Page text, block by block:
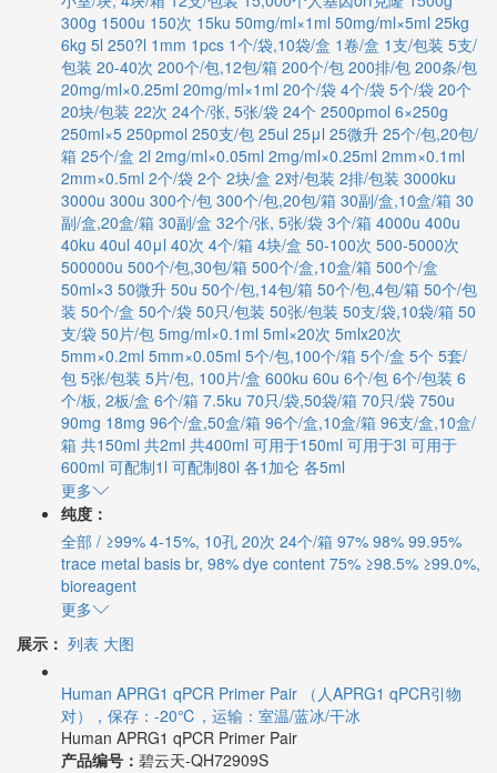
300g 1500u 150次 15ku 50mg/ml×1ml 50mg/ml×5ml 25kg
6kg 5l 250?l 1mm 1pcs 1个/袋,10袋/盒 1卷/盒 1支/包装 5支/
包装 20-40次 200个/包,12包/箱 200个/包 200排/包 200条/包
20mg/ml×0.25ml 20mg/ml×1ml 20个/袋 4个/袋 5个/袋 20个
20块/包装 22次 24个/张, 5张/袋 24个 2500pmol 6×250g
250ml×5 250pmol 250支/包 25ul 25μl 25微升 25个/包,20包/
箱 25个/盒 2l 2mg/ml×0.05ml 2mg/ml×0.25ml 2mm×0.1ml
2mm×0.5ml 2个/袋 2个 2块/盒 2对/包装 2排/包装 3000ku
3000u 300u 300个/包 300个/包,20包/箱 30副/盒,10盒/箱 30
副/盒,20盒/箱 30副/盒 32个/张, 5张/袋 3个/箱 4000u 400u
40ku 40ul 40μl 40次 4个/箱 4块/盒 50-100次 500-5000次
500000u 500个/包,30包/箱 500个/盒,10盒/箱 500个/盒
50ml×3 50微升 50u 50个/包,14包/箱 50个/包,4包/箱 50个/包
装 50个/盒 50个/袋 50只/包装 50张/包装 50支/袋,10袋/箱 50
支/袋 50片/包 5mg/ml×0.1ml 5ml×20次 5mlx20次
5mm×0.2ml 5mm×0.05ml 5个/包,100个/箱 5个/盒 5个 5套/
包 5张/包装 5片/包, 100片/盒 600ku 60u 6个/包 6个/包装 6
个/板, 2板/盒 6个/箱 7.5ku 70只/袋,50袋/箱 70只/袋 750u
90mg 18mg 96个/盒,50盒/箱 96个/盒,10盒/箱 96支/盒,10盒/
箱 共150ml 共2ml 共400ml 可用于150ml 可用于3l 可用于
600ml 可配制1l 可配制80l 各1加仑 各5ml
更多
纯度：
全部 / ≥99% 4-15%, 10孔 20次 24个/箱 97% 98% 99.95%
trace metal basis br, 98% dye content 75% ≥98.5% ≥99.0%,
bioreagent
更多
展示： 列表 大图
Human APRG1 qPCR Primer Pair （人APRG1 qPCR引物
对），保存：-20℃，运输：室温/蓝冰/干冰
Human APRG1 qPCR Primer Pair
产品编号： 碧云天-QH72909S